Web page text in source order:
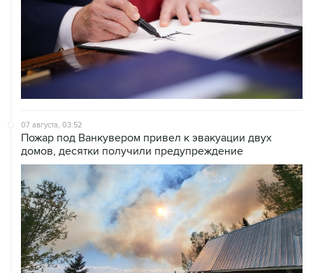
07 августа, 03:52
Пожар под Ванкувером привел к эвакуации двух
домов, десятки получили предупреждение